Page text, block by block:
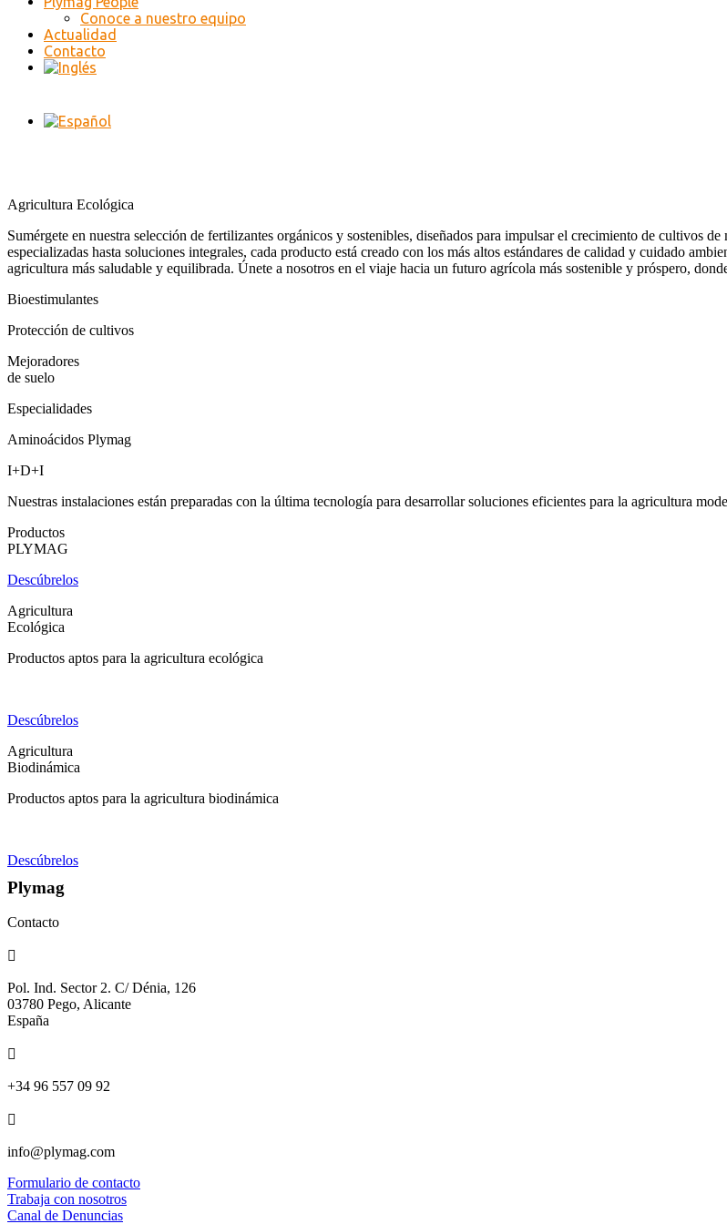
Conoce a nuestro equipo
Actualidad
Contacto
Agricultura Ecológica
Sumérgete en nuestra selección de fertilizantes orgánicos y sostenibles, diseñados para impulsar el crecimiento de cultivos
especializadas hasta soluciones integrales, cada producto está creado con los más altos estándares de calidad y cuidado
agricultura más saludable y equilibrada. Únete a nosotros en el viaje hacia un futuro agrícola más sostenible y próspero,
Bioestimulantes
Protección de cultivos
Mejoradores
de suelo
Especialidades
Aminoácidos Plymag
I+D+I
Nuestras instalaciones están preparadas con la última tecnología para desarrollar soluciones eficientes para la agricultura
Productos
PLYMAG
Descúbrelos
Agricultura
Ecológica
Productos aptos para la agricultura ecológica
Descúbrelos
Agricultura
Biodinámica
Productos aptos para la agricultura biodinámica
Descúbrelos
Plymag
Contacto

Pol. Ind. Sector 2. C/ Dénia, 126
03780 Pego, Alicante
España

+34 96 557 09 92

info@plymag.com
Formulario de contacto
Trabaja con nosotros
Canal de Denuncias